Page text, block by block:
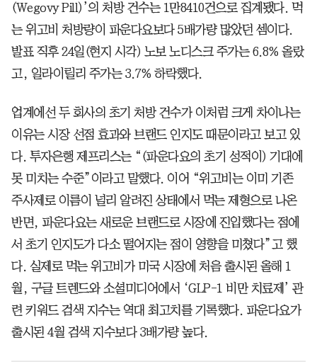
(Wegovy Pill)’의 처방 건수는 1만8410건으로 집계됐다. 먹
는 위고비 처방량이 파운다요보다 5배가량 많았던 셈이다.
발표 직후 24일(현지 시각) 노보 노디스크 주가는 6.8% 올랐
고, 일라이릴리 주가는 3.7% 하락했다.
업계에선 두 회사의 초기 처방 건수가 이처럼 크게 차이나는
이유는 시장 선점 효과와 브랜드 인지도 때문이라고 보고 있
다. 투자은행 제프리스는 “(파운다요의 초기 성적이) 기대에
못 미치는 수준”이라고 말했다. 이어 “위고비는 이미 기존
주사제로 이름이 널리 알려진 상태에서 먹는 제형으로 나온
반면, 파운다요는 새로운 브랜드로 시장에 진입했다는 점에
서 초기 인지도가 다소 떨어지는 점이 영향을 미쳤다”고 했
다. 실제로 먹는 위고비가 미국 시장에 처음 출시된 올해 1
월, 구글 트렌드와 소셜미디어에서 ‘GLP-1 비만 치료제’ 관
련 키워드 검색 지수는 역대 최고치를 기록했다. 파운다요가
출시된 4월 검색 지수보다 3배가량 높다.